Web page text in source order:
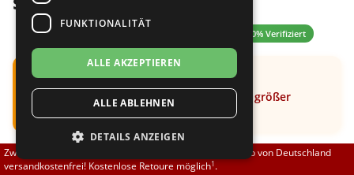
Rumpf
SoDanca
TopTanz
✓ 100% Verifiziert
Hinweis:Schuh fällt klein aus
Empfehlung: Bitte eine halbe Nummer größer
Zwischen 70,00 EUR und 800,00 EUR liefern wir innerhalb von Deutschland
versandkostenfrei! Kostenlose Retoure möglich1.
FUNKTIONALITÄT
ALLE AKZEPTIEREN
ALLE ABLEHNEN
DETAILS ANZEIGEN